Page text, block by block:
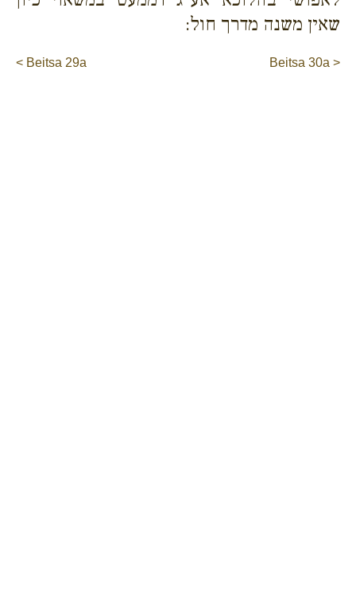
שאין משנה מדרך חול:
< Beitsa 29a Beitsa 30a >